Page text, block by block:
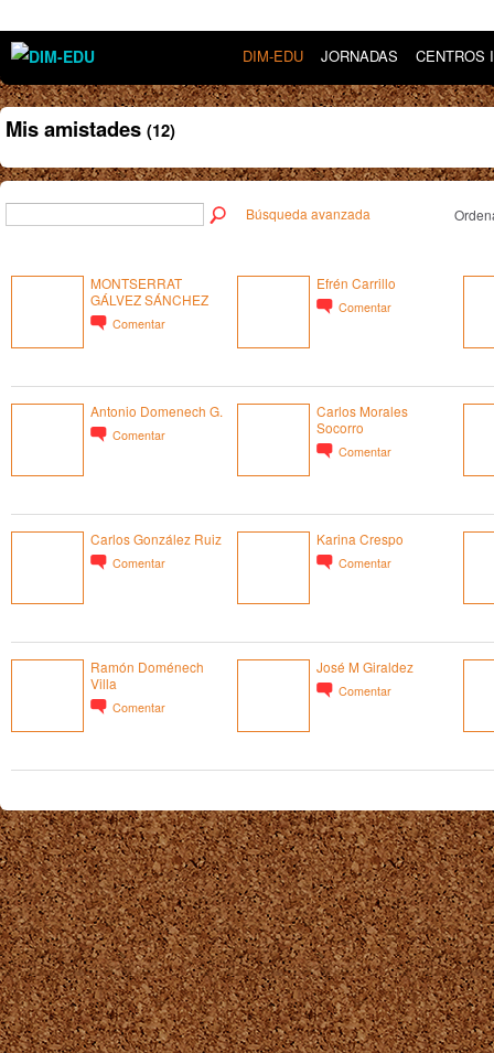
DIM-EDU JORNADAS CENTROS
Mis amistades (12)
Búsqueda avanzada
MONTSERRAT
GÁLVEZ SÁNCHEZ
Comentar
Efrén Carrillo
Comentar
Antonio Domenech G.
Comentar
Carlos Morales
Socorro
Comentar
Carlos González Ruiz
Comentar
Karina Crespo
Comentar
Ramón Doménech
Villa
Comentar
José M Giraldez
Comentar